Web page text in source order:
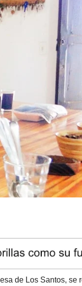
de Los Santos, se